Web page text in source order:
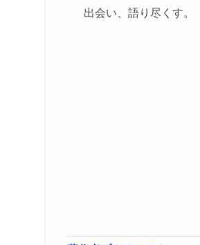
出会い、語り尽くす。